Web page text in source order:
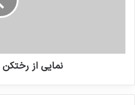
نمایی از رختکن